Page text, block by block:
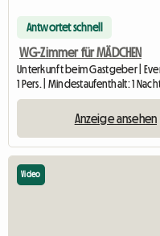
Antwortet schnell
WG-Zimmer für MÄDCHEN
1 Pers. | Mindestaufenthalt: 1
Anzeige ansehen
Video